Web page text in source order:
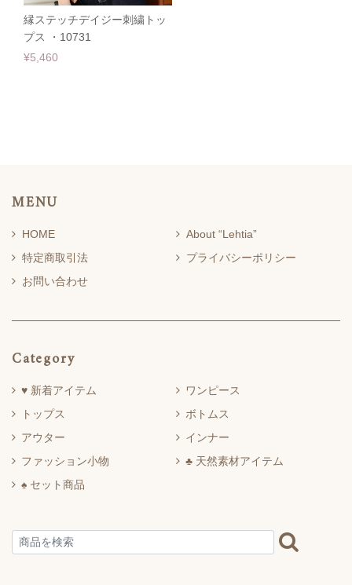
縁ステッチデイジー刺繍トッ
プス ・10731
¥5,460
MENU
HOME
About “Lehtia”
特定商取引法
プライバシーポリシー
お問い合わせ
Category
♥ 新着アイテム
ワンピース
トップス
ボトムス
アウター
インナー
ファッション小物
♣ 天然素材アイテム
♠ セット商品